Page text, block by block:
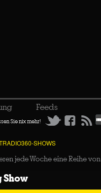
Feeds
Sie nix mehr!
SHOWS
jede Woche eine Reihe von
Show